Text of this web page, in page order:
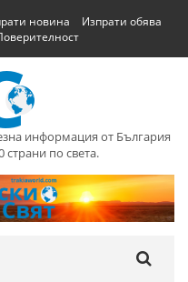
новина
Изпрати обява
информация от България
страни по света.